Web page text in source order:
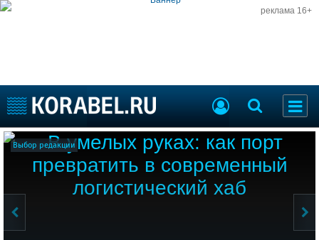
реклама 16+
Новости
Работа
НАШИ ВСТРЕЧИ
Выбор редакции